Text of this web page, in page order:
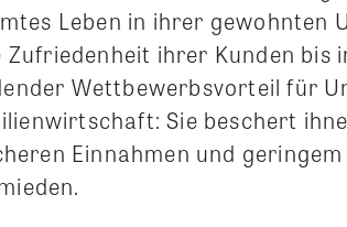
Leben in ihrer gewohnten
ihrer Kunden bis
Wettbewerbsvorteil für
Sie beschert
Einnahmen und